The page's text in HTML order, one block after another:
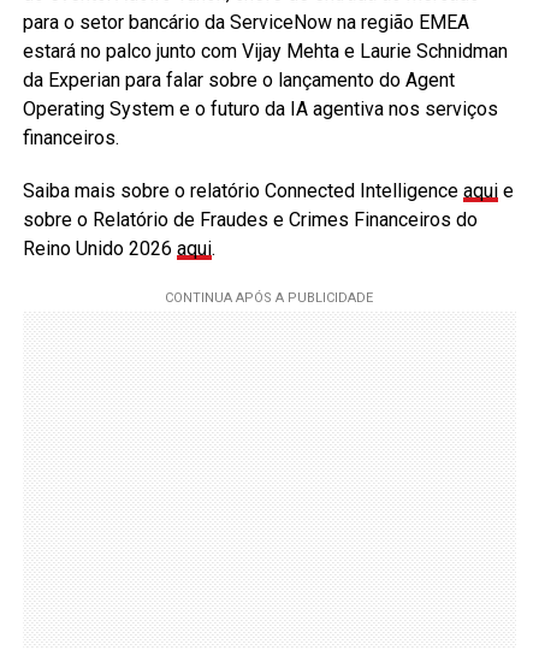
para o setor bancário da ServiceNow na região EMEA
estará no palco junto com Vijay Mehta e Laurie Schnidman
da Experian para falar sobre o lançamento do Agent
Operating System e o futuro da IA agentiva nos serviços
financeiros.
Saiba mais sobre o relatório Connected Intelligence aquie
sobre o Relatório de Fraudes e Crimes Financeiros do
Reino Unido 2026 aqui.